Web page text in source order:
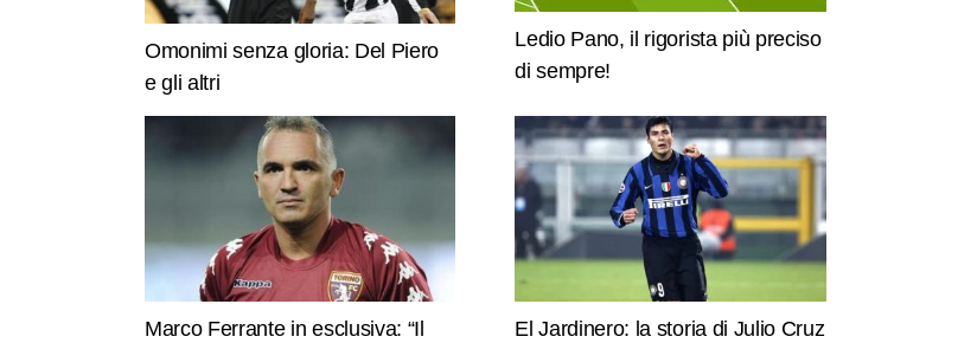
Omonimi senza gloria: Del Piero
e gli altri
Ledio Pano, il rigorista più preciso
di sempre!
Marco Ferrante in esclusiva: “Il
El Jardinero: la storia di Julio Cruz